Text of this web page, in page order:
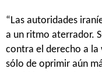
“Las autoridades
a un ritmo aterrador.
contra el derecho a la
sólo de oprimir aún